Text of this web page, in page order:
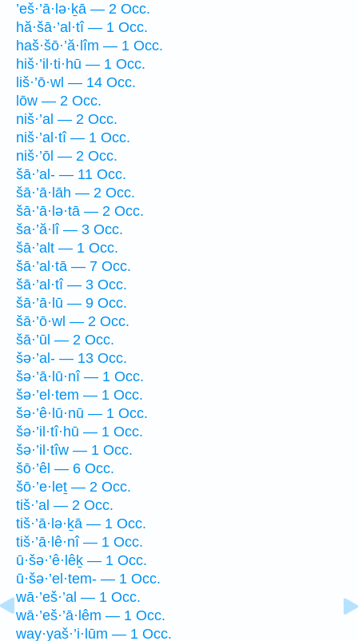
’eš·’ā·lə·ḵā — 2 Occ.
hă·šā·’al·tî — 1 Occ.
haš·šō·’ă·lîm — 1 Occ.
hiš·’il·ti·hū — 1 Occ.
liš·’ō·wl — 14 Occ.
lōw — 2 Occ.
niš·’al — 2 Occ.
niš·’al·tî — 1 Occ.
niš·’ōl — 2 Occ.
šā·’al- — 11 Occ.
šā·’ā·lāh — 2 Occ.
šā·’ā·lə·tā — 2 Occ.
ša·’ă·lî — 3 Occ.
šā·’alt — 1 Occ.
šā·’al·tā — 7 Occ.
šā·’al·tî — 3 Occ.
šā·’ā·lū — 9 Occ.
šā·’ō·wl — 2 Occ.
šā·’ūl — 2 Occ.
šə·’al- — 13 Occ.
šə·’ā·lū·nî — 1 Occ.
šə·’el·tem — 1 Occ.
šə·’ê·lū·nū — 1 Occ.
šə·’il·tî·hū — 1 Occ.
šə·’il·tîw — 1 Occ.
šō·’êl — 6 Occ.
šō·’e·leṯ — 2 Occ.
tiš·’al — 2 Occ.
tiš·’ā·lə·ḵā — 1 Occ.
tiš·’ā·lê·nî — 1 Occ.
ū·šə·’ê·lêḵ — 1 Occ.
ū·šə·’el·tem- — 1 Occ.
wā·’eš·’al — 1 Occ.
wā·’eš·’ā·lêm — 1 Occ.
way·yaš·’i·lūm — 1 Occ.